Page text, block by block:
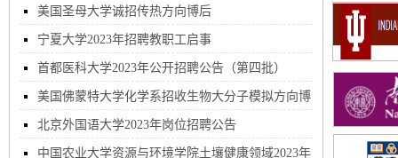
告 美国圣母大学诚招传热方向博后
宁夏大学2023年招聘教职工启事
首都医科大学2023年公开招聘公告（第四批）
美国佛蒙特大学化学系招收生物大分子模拟方向博
士后北京外国语大学2023年岗位招聘公告
中国农业大学资源与环境学院土壤健康领域2023年